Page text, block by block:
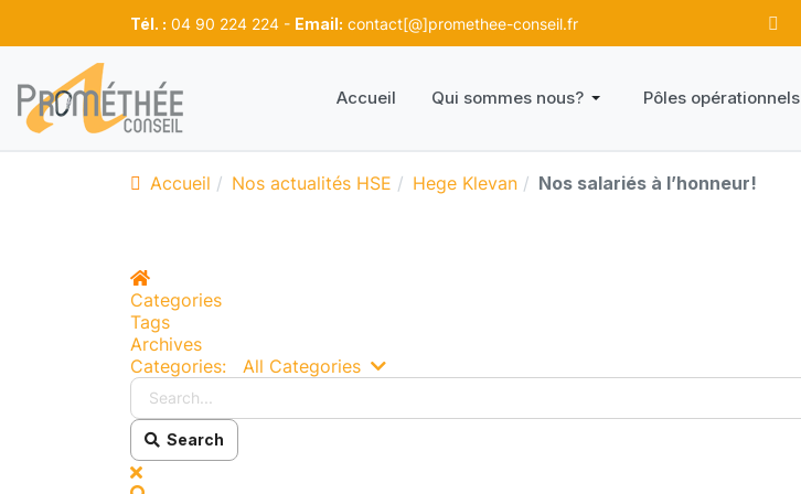
Tél. : 04 90 224 224 - Email: contact[@]promethee-conseil.fr
Accueil Qui sommes nous? Pôles opérationnels
Accueil Nos actualités HSE Hege Klevan Nos salariés à l’honneur!
Home
Categories
Tags
Archives
Categories:
All Categories Search...
Search
x